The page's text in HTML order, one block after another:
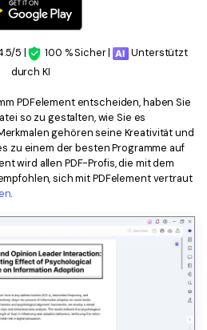
5 | 100 % Sicher |
Unterstützt
durch KI
PDFelement entscheiden, haben Sie
so zu gestalten, wie Sie es
gehören seine Kreativität und
zu einem der besten Programme auf
wird allen PDF-Profis, die mit dem
sich mit PDFelement vertraut
.